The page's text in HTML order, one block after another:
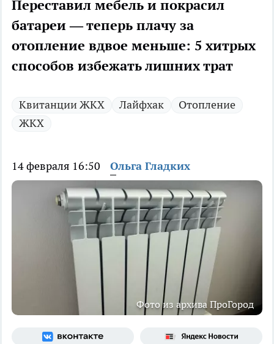
Переставил мебель и покрасил
батареи — теперь плачу за
отопление вдвое меньше: 5 хитрых
способов избежать лишних трат
Квитанции ЖКХ Лайфхак
Отопление
ЖКХ
14 февраля 16:50 Ольга Гладких
Фото из архива ПроГород